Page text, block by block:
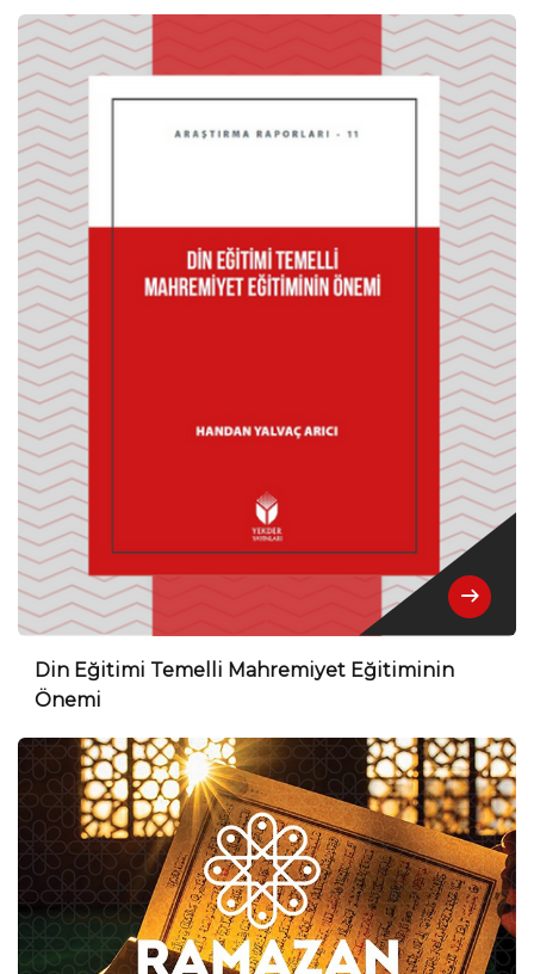
Din Eğitimi Temelli Mahremiyet Eğitiminin
Önemi